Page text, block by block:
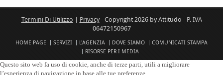
Termini Di Utilizzo | Privacy-Copyright 2026 by Attitudo - P. IVA
06472150967
HOME PAGE SERVIZI L'AGENZIA DOVE SIAMO
COMUNICATI STAMPA
RISORSE PER I MEDIA
Questo sito web fa uso di cookie, anche di terze parti, utili a migliorare
l’esperienza di navigazione in base alle tue preferenze.